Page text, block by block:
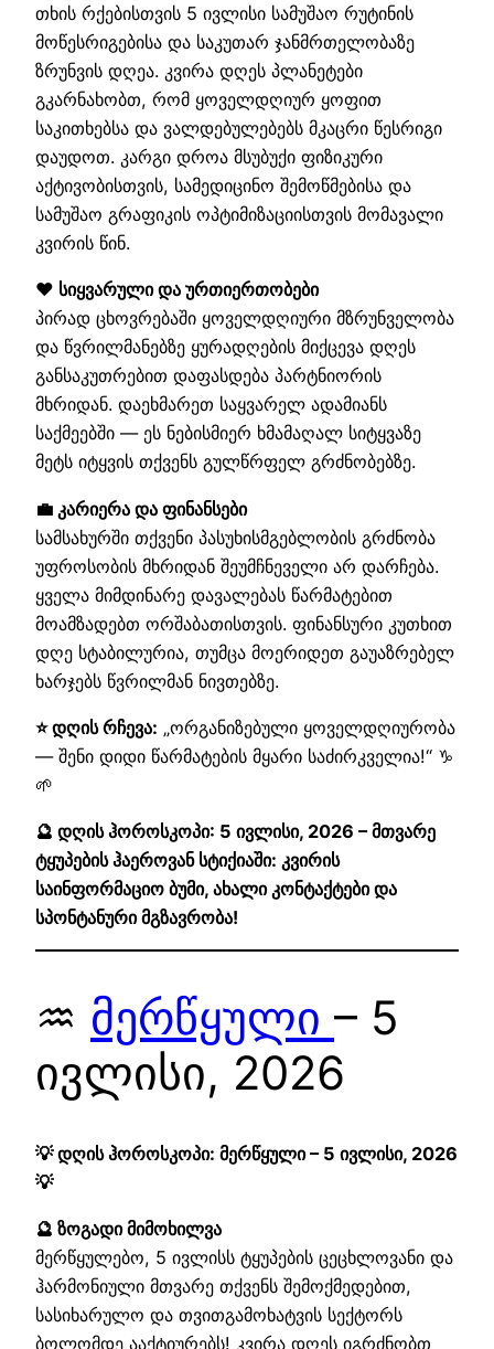
თხის რქებისთვის 5 ივლისი სამუშაო რუტინის
მოწესრიგებისა და საკუთარ ჯანმრთელობაზე
ზრუნვის დღეა. კვირა დღეს პლანეტები
გკარნახობთ, რომ ყოველდღიურ ყოფით
საკითხებსა და ვალდებულებებს მკაცრი წესრიგი
დაუდოთ. კარგი დროა მსუბუქი ფიზიკური
აქტივობისთვის, სამედიცინო შემოწმებისა და
სამუშაო გრაფიკის ოპტიმიზაციისთვის მომავალი
კვირის წინ.
❤️ სიყვარული და ურთიერთობები
პირად ცხოვრებაში ყოველდღიური მზრუნველობა
და წვრილმანებზე ყურადღების მიქცევა დღეს
განსაკუთრებით დაფასდება პარტნიორის
მხრიდან. დაეხმარეთ საყვარელ ადამიანს
საქმეებში — ეს ნებისმიერ ხმამაღალ სიტყვაზე
მეტს იტყვის თქვენს გულწრფელ გრძნობებზე.
💼 კარიერა და ფინანსები
სამსახურში თქვენი პასუხისმგებლობის გრძნობა
უფროსობის მხრიდან შეუმჩნეველი არ დარჩება.
ყველა მიმდინარე დავალებას წარმატებით
მოამზადებთ ორშაბათისთვის. ფინანსური კუთხით
დღე სტაბილურია, თუმცა მოერიდეთ გაუაზრებელ
ხარჯებს წვრილმან ნივთებზე.
⭐ დღის რჩევა: „ორგანიზებული ყოველდღიურობა
— შენი დიდი წარმატების მყარი საძირკველია!“ ♑
🌱
🔮 დღის ჰოროსკოპი: 5 ივლისი, 2026 – მთვარე
ტყუპების ჰაეროვან სტიქიაში: კვირის
საინფორმაციო ბუმი, ახალი კონტაქტები და
სპონტანური მგზავრობა!
♒ მერწყული – 5
ივლისი, 2026
💡 დღის ჰოროსკოპი: მერწყული – 5 ივლისი, 2026
💡
🔮 ზოგადი მიმოხილვა
მერწყულებო, 5 ივლისს ტყუპების ცეცხლოვანი და
ჰარმონიული მთვარე თქვენს შემოქმედებით,
სასიხარულო და თვითგამოხატვის სექტორს
ბოლომდე ააქტიურებს! კვირა დღეს იგრძნობთ